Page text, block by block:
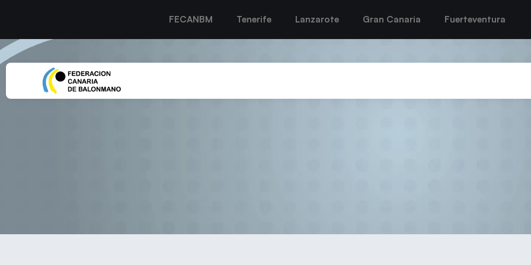
FECANBM Tenerife Lanzarote Gran Canaria Fuerteventura
TRIUNFO CÓMODO DEL CB SAN JOSÉ OBRERO